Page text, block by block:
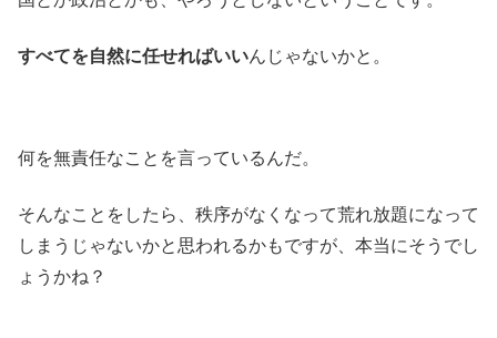
すべてを自然に任せればいいんじゃないかと。
何を無責任なことを言っているんだ。
そんなことをしたら、秩序がなくなって荒れ放題になって
しまうじゃないかと思われるかもですが、本当にそうでし
ょうかね？